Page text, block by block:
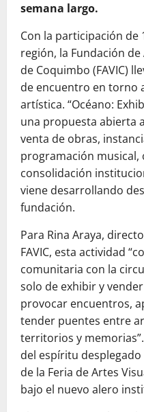
semana largo.
Con la participación de
región, la Fundación
de Coquimbo (FAVIC)
de encuentro en torno
artística. “Océano:
una propuesta abierta
venta de obras,
programación
consolidación
viene desarrollando
fundación.
Para Rina Araya,
FAVIC, esta actividad
comunitaria con la
solo de exhibir y
provocar encuentros,
tender puentes entre
territorios y
del espíritu
de la Feria de Artes
bajo el nuevo alero